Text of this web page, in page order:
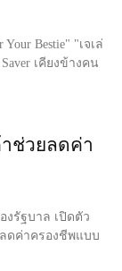
Bestie" "เจเล่
เคียงข้างคน
ช่วยลดค่า
งรัฐบาล เปิดตัว
ดค่าครองชีพแบบ